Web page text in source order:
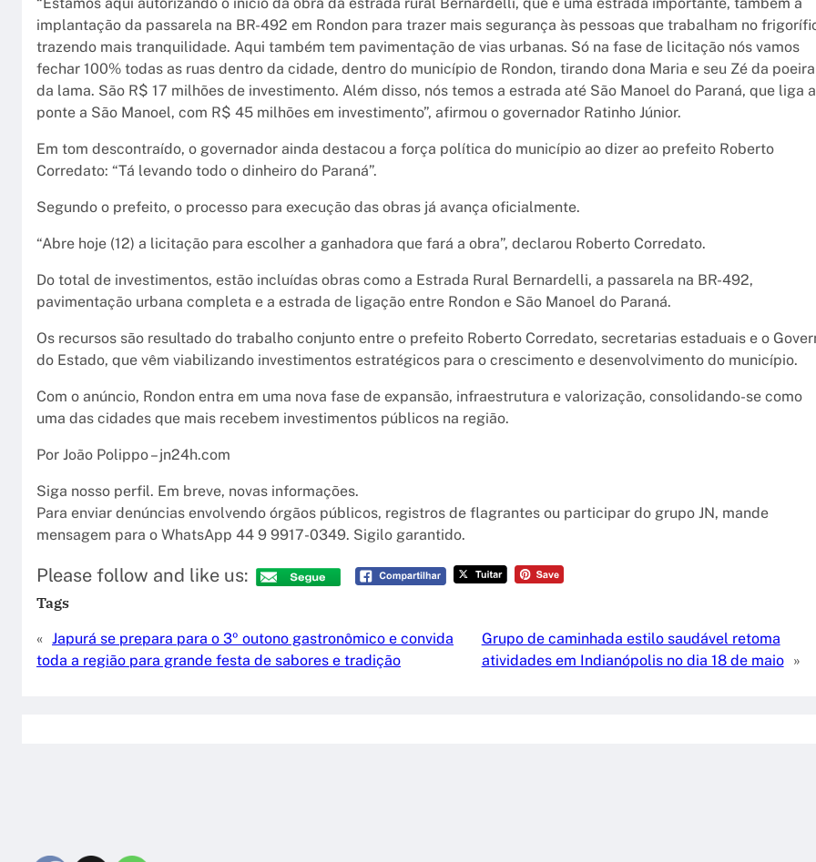
“Estamos aqui autorizando o início da obra da estrada rural Bernardelli, que é uma estrada importante, também a
implantação da passarela na BR-492 em Rondon para trazer mais segurança às pessoas que trabalham no
trazendo mais tranquilidade. Aqui também tem pavimentação de vias urbanas. Só na fase de licitação nós vamos
fechar 100% todas as ruas dentro da cidade, dentro do município de Rondon, tirando dona Maria e seu Zé da
da lama. São R$ 17 milhões de investimento. Além disso, nós temos a estrada até São Manoel do Paraná, que liga a
ponte a São Manoel, com R$ 45 milhões em investimento”, afirmou o governador Ratinho Júnior.
Em tom descontraído, o governador ainda destacou a força política do município ao dizer ao prefeito Roberto
Corredato: “Tá levando todo o dinheiro do Paraná”.
Segundo o prefeito, o processo para execução das obras já avança oficialmente.
“Abre hoje (12) a licitação para escolher a ganhadora que fará a obra”, declarou Roberto Corredato.
Do total de investimentos, estão incluídas obras como a Estrada Rural Bernardelli, a passarela na BR-492,
pavimentação urbana completa e a estrada de ligação entre Rondon e São Manoel do Paraná.
Os recursos são resultado do trabalho conjunto entre o prefeito Roberto Corredato, secretarias estaduais e o
do Estado, que vêm viabilizando investimentos estratégicos para o crescimento e desenvolvimento do município.
Com o anúncio, Rondon entra em uma nova fase de expansão, infraestrutura e valorização, consolidando-se como
uma das cidades que mais recebem investimentos públicos na região.
Por João Polippo – jn24h.com
Siga nosso perfil. Em breve, novas informações.
Para enviar denúncias envolvendo órgãos públicos, registros de flagrantes ou participar do grupo JN, mande
mensagem para o WhatsApp 44 9 9917-0349. Sigilo garantido.
Please follow and like us:
Tags
« Japurá se prepara para o 3º outono gastronômico e convida
toda a região para grande festa de sabores e tradição
Grupo de caminhada estilo saudável retoma
atividades em Indianópolis no dia 18 de maio »